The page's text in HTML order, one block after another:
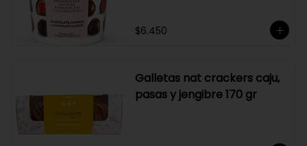
$6.450
Galletas nat crackers caju,
pasas y jengibre 170 gr